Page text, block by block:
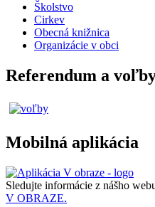
Školstvo
Cirkev
Obecná knižnica
Organizácie v obci
Referendum a
Mobilná aplikácia
Sledujte informácie z nášho
V OBRAZE.